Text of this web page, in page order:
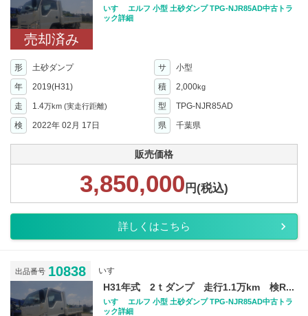
売却済み
いすゞ エルフ 小型 土砂ダンプ TPG-NJR85AD中古トラ
ック詳細
形 土砂ダンプ サ
小型
年
2019(H31) 積 2,000kg
走 1.4万km (実走行距離) 型
TPG-NJR85AD
検
2022年 02月 17日 県 千葉県
販売価格
3,850,000 円(税込)
詳しくはこちら
出品番号 10838 いすゞ
H31年式 2ｔダンプ 走行1.1万km 検R...
いすゞ エルフ 小型 土砂ダンプ TPG-NJR85AD中古トラ
ック詳細